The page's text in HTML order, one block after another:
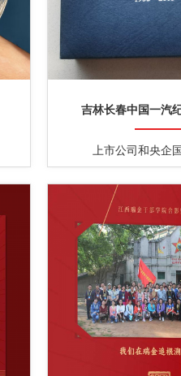
吉林长春中国一汽
上市公司和央企